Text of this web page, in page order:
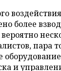
более
пара
и